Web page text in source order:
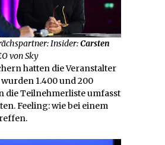
Insider:Carsten
von Sky
hatten die Veranstalter
1.400 und 200
die Teilnehmerliste umfasst
Feeling: wie bei einem